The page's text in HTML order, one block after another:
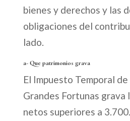
bienes y derechos y las
obligaciones del
lado.
a- Que patrimonios grava
El Impuesto Temporal
Grandes Fortunas grava
netos superiores a